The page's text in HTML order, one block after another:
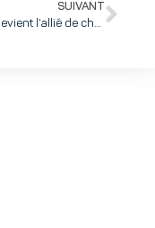
SUIVANT
Colnex devient l’allié de choix des communes et des ARS pour lutter contre le moustique tigre